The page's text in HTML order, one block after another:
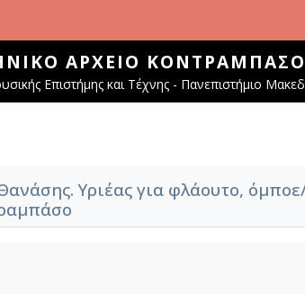
ΑΡΧΕΊΟ
Επιστήμης και Τέχνης - Πανεπιστήμιο
Υριέας για φλάουτο,